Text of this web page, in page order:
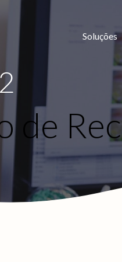
Soluções
de